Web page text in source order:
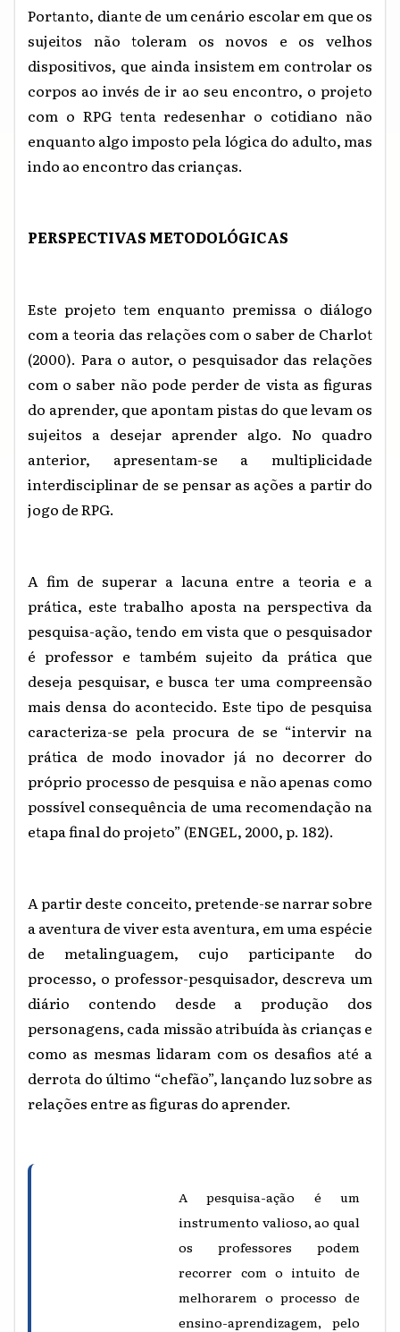
Portanto, diante de um cenário escolar em que os
sujeitos não toleram os novos e os velhos
dispositivos, que ainda insistem em controlar os
corpos ao invés de ir ao seu encontro, o projeto
com o RPG tenta redesenhar o cotidiano não
enquanto algo imposto pela lógica do adulto, mas
indo ao encontro das crianças.
PERSPECTIVAS METODOLÓGICAS
Este projeto tem enquanto premissa o diálogo
com a teoria das relações com o saber de Charlot
(2000). Para o autor, o pesquisador das relações
com o saber não pode perder de vista as figuras
do aprender, que apontam pistas do que levam os
sujeitos a desejar aprender algo. No quadro
anterior, apresentam-se a multiplicidade
interdisciplinar de se pensar as ações a partir do
jogo de RPG.
A fim de superar a lacuna entre a teoria e a
prática, este trabalho aposta na perspectiva da
pesquisa-ação, tendo em vista que o pesquisador
é professor e também sujeito da prática que
deseja pesquisar, e busca ter uma compreensão
mais densa do acontecido. Este tipo de pesquisa
caracteriza-se pela procura de se “intervir na
prática de modo inovador já no decorrer do
próprio processo de pesquisa e não apenas como
possível consequência de uma recomendação na
etapa final do projeto” (ENGEL, 2000, p. 182).
A partir deste conceito, pretende-se narrar sobre
a aventura de viver esta aventura, em uma espécie
de metalinguagem, cujo participante do
processo, o professor-pesquisador, descreva um
diário contendo desde a produção dos
personagens, cada missão atribuída às crianças e
como as mesmas lidaram com os desafios até a
derrota do último “chefão”, lançando luz sobre as
relações entre as figuras do aprender.
A pesquisa-ação é um
instrumento valioso, ao qual
os professores podem
recorrer com o intuito de
melhorarem o processo de
ensino-aprendizagem, pelo